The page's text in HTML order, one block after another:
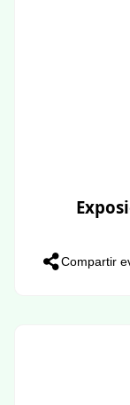
Compartir